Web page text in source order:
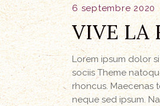
6 septembre 2020
VIVE LA
Lorem ipsum dolor
sociis Theme
rhoncus. Maecenas
neque sed ipsum.